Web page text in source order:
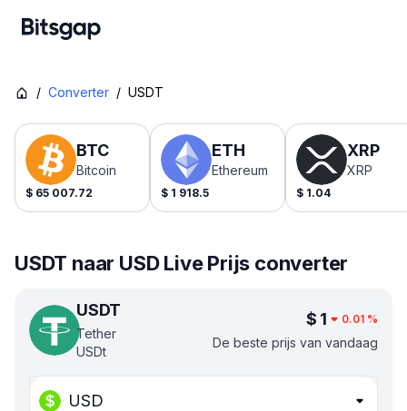
/ Converter / USDT
BTC
Bitcoin
$ 65 007.72
ETH
Ethereum
$ 1 918.5
XRP
XRP
$ 1.04
USDT naar USD Live Prijs converter
USDT
Tether
USDt
$ 1 0.01 %
De beste prijs van vandaag
USD